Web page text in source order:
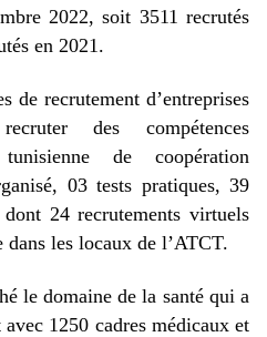
2022, soit 3511 recrutés
en 2021.
de recrutement d’entreprises
des compétences
de coopération
03 tests pratiques, 39
24 recrutements virtuels
les locaux de l’ATCT.
le domaine de la santé qui a
1250 cadres médicaux et